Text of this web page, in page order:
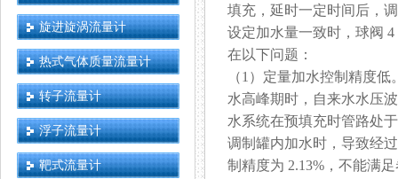
旋进旋涡流量计
热式气体质量流量计
转子流量计
浮子流量计
靶式流量计
填充，延时一定时间后
设定加水量一致时，球阀
在以下问题：
（1）定量加水控制精度低
水高峰期时，自来水水压
水系统在预填充时管路处于
调制罐内加水时，导致经过
制精度为 2.13%，不能